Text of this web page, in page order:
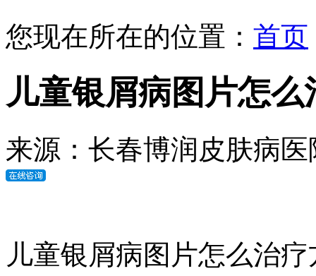
您现在所在的位置： 首页
儿童银屑病图片怎么
来源：长春博润皮肤病医
儿童银屑病图片怎么治